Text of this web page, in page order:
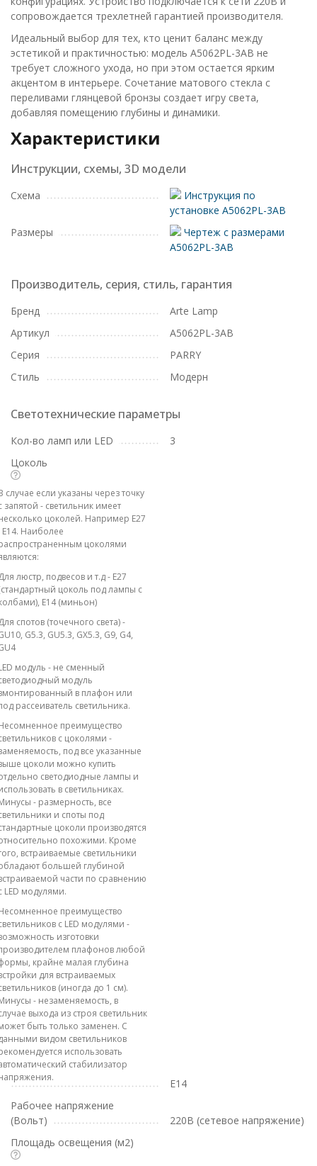
сопровождается трехлетней гарантией производителя.
Идеальный выбор для тех, кто ценит баланс между
эстетикой и практичностью: модель A5062PL-3AB не
требует сложного ухода, но при этом остается ярким
акцентом в интерьере. Сочетание матового стекла с
переливами глянцевой бронзы создает игру света,
добавляя помещению глубины и динамики.
Характеристики
Инструкции, схемы, 3D модели
Схема
Инструкция по
установке A5062PL-3AB
Размеры
Чертеж с размерами
A5062PL-3AB
Производитель, серия, стиль, гарантия
Бренд
Arte Lamp
Артикул
A5062PL-3AB
Серия
PARRY
Стиль
Модерн
Светотехнические параметры
Кол-во ламп или LED
3
Цоколь
случае если указаны через точку
запятой - светильник имеет
цоколей. Например E27
E14. Наиболее
цоколями
люстр, подвесов и т.д - E27
цоколь под лампы с
E14 (миньон)
спотов (точечного света) -
G5.3, GU5.3, GX5.3, G9, G4,
модуль - не сменный
модуль
в плафон или
рассеиватель светильника.
преимущество
с цоколями -
под все указанные
цоколи можно купить
светодиодные лампы и
в светильниках.
- размерность, все
и споты под
цоколи производятся
похожими. Кроме
встраиваемые светильники
большей глубиной
части по сравнению
LED модулями.
преимущество
с LED модулями -
изготовки
плафонов любой
крайне малая глубина
для встраиваемых
(иногда до 1 см).
- незаменяемость, в
выхода из строя светильник
быть только заменен. С
видом светильников
использовать
стабилизатор
E14
Рабочее напряжение
(Вольт)
220В (сетевое напряжение)
Площадь освещения (м2)